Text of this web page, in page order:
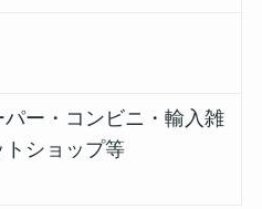
ー・コンビニ・輸入雑
ショップ等